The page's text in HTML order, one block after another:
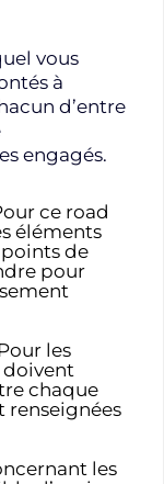
vous
à
d’entre
engagés.
ce road
éléments
de
pour
Pour les
doivent
chaque
renseignées
les